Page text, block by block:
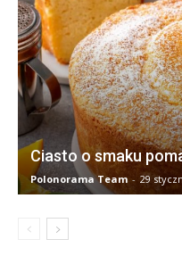
Ciasto o smaku
Polonorama Team - 29